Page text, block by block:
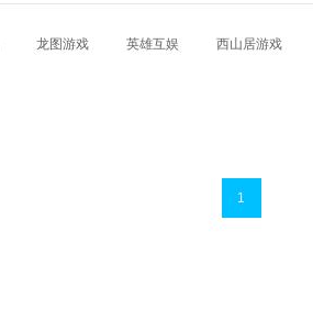
龙图游戏 英雄互娱 西山居游戏
1